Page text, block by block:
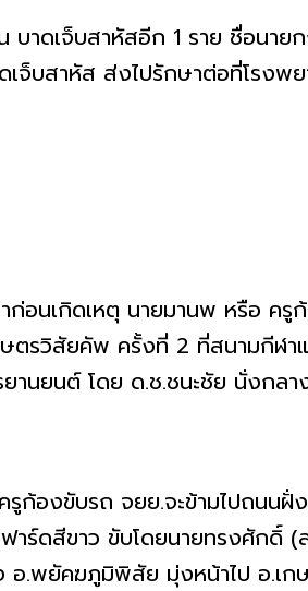
บาดเจ็บสาหัสอีก 1 ราย ชื่อนา
จ็บสาหัส ส่งไปรักษาต่อที่โรงพย
ก่อนเกิดเหตุ นายมานพ หรือ ค
ตรวิสัยคัพ ครั้งที่ 2 ที่สนามกีฬ
านยนต์ โดย ด.ช.ชนะชัย นั่งกล
ก้องขับรถ จยย.จะข้ามไปถนนฝั่
าร์ดสีขาว ขับโดยนายทรงศักดิ์
อ.พยัคฆภูมิพิสัย มุ่งหน้าไป อ.เก